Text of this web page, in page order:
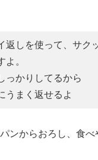
返しを使って、サク
よ。
っかりしてるから
うまく返せるよ
ンからおろし、食べ